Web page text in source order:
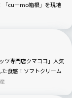
「cu―mo箱根」を現地
ツ専門店クマココ」人気
食感！ソフトクリーム
ッタデッラ